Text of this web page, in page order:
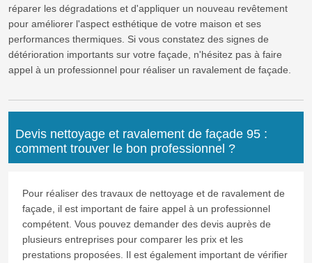
réparer les dégradations et d'appliquer un nouveau revêtement
pour améliorer l'aspect esthétique de votre maison et ses
performances thermiques. Si vous constatez des signes de
détérioration importants sur votre façade, n'hésitez pas à faire
appel à un professionnel pour réaliser un ravalement de façade.
Devis nettoyage et ravalement de façade 95 :
comment trouver le bon professionnel ?
Pour réaliser des travaux de nettoyage et de ravalement de
façade, il est important de faire appel à un professionnel
compétent. Vous pouvez demander des devis auprès de
plusieurs entreprises pour comparer les prix et les
prestations proposées. Il est également important de vérifier